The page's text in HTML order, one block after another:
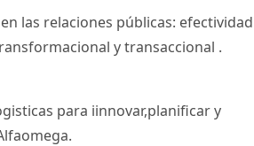
las relaciones públicas: efectividad
y transaccional .
para iinnovar,planificar y